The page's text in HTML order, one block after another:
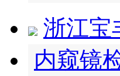
浙江宝
内窥镜